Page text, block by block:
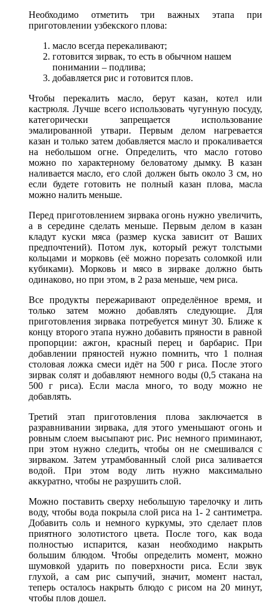
Необходимо отметить три важных этапа при
приготовлении узбекского плова:
масло всегда перекаливают;
готовится зирвак, то есть в обычном нашем
понимании – подлива;
добавляется рис и готовится плов.
Чтобы перекалить масло, берут казан, котел или
кастрюля. Лучше всего использовать чугунную посуду,
категорически запрещается использование
эмалированной утвари. Первым делом нагревается
казан и только затем добавляется масло и прокаливается
на небольшом огне. Определить, что масло готово
можно по характерному беловатому дымку. В казан
наливается масло, его слой должен быть около 3 см, но
если будете готовить не полный казан плова, масла
можно налить меньше.
Перед приготовлением зирвака огонь нужно увеличить,
а в середине сделать меньше. Первым делом в казан
кладут куски мяса (размер куска зависит от Ваших
предпочтений). Потом лук, который режут толстыми
кольцами и морковь (её можно порезать соломкой или
кубиками). Морковь и мясо в зирваке должно быть
одинаково, но при этом, в 2 раза меньше, чем риса.
Все продукты пережаривают определённое время, и
только затем можно добавлять следующие. Для
приготовления зирвака потребуется минут 30. Ближе к
концу второго этапа нужно добавить пряности в равной
пропорции: ажгон, красный перец и барбарис. При
добавлении пряностей нужно помнить, что 1 полная
столовая ложка смеси идёт на 500 г риса. После этого
зирвак солят и добавляют немного воды (0,5 стакана на
500 г риса). Если масла много, то воду можно не
добавлять.
Третий этап приготовления плова заключается в
разравнивании зирвака, для этого уменьшают огонь и
ровным слоем высыпают рис. Рис немного приминают,
при этом нужно следить, чтобы он не смешивался с
зирваком. Затем утрамбованный слой риса заливается
водой. При этом воду лить нужно максимально
аккуратно, чтобы не разрушить слой.
Можно поставить сверху небольшую тарелочку и лить
воду, чтобы вода покрыла слой риса на 1- 2 сантиметра.
Добавить соль и немного куркумы, это сделает плов
приятного золотистого цвета. После того, как вода
полностью испарится, казан необходимо накрыть
большим блюдом. Чтобы определить момент, можно
шумовкой ударить по поверхности риса. Если звук
глухой, а сам рис сыпучий, значит, момент настал,
теперь осталось накрыть блюдо с рисом на 20 минут,
чтобы плов дошел.